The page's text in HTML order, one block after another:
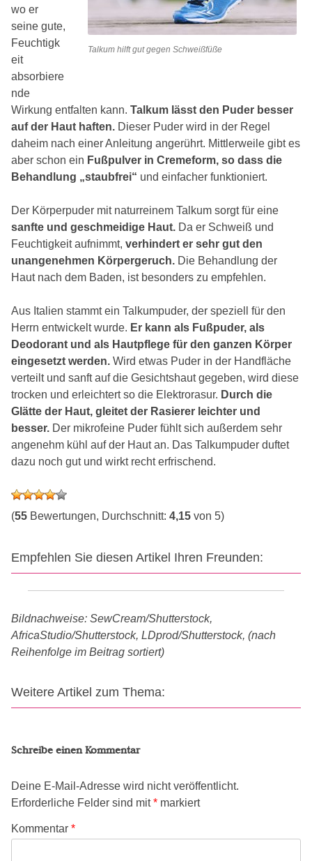
Talkum hilft gut gegen Schweißfüße
wo er
seine gute,
Feuchtigk
eit
absorbiere
nde
Wirkung entfalten kann. Talkum lässt den Puder besser
auf der Haut haften. Dieser Puder wird in der Regel
daheim nach einer Anleitung angerührt. Mittlerweile gibt es
aber schon ein Fußpulver in Cremeform, so dass die
Behandlung „staubfrei“ und einfacher funktioniert.
Der Körperpuder mit naturreinem Talkum sorgt für eine
sanfte und geschmeidige Haut. Da er Schweiß und
Feuchtigkeit aufnimmt, verhindert er sehr gut den
unangenehmen Körpergeruch. Die Behandlung der
Haut nach dem Baden, ist besonders zu empfehlen.
Aus Italien stammt ein Talkumpuder, der speziell für den
Herrn entwickelt wurde. Er kann als Fußpuder, als
Deodorant und als Hautpflege für den ganzen Körper
eingesetzt werden. Wird etwas Puder in der Handfläche
verteilt und sanft auf die Gesichtshaut gegeben, wird diese
trocken und erleichtert so die Elektrorasur. Durch die
Glätte der Haut, gleitet der Rasierer leichter und
besser. Der mikrofeine Puder fühlt sich außerdem sehr
angenehm kühl auf der Haut an. Das Talkumpuder duftet
dazu noch gut und wirkt recht erfrischend.
(55 Bewertungen, Durchschnitt: 4,15 von 5)
Empfehlen Sie diesen Artikel Ihren Freunden:
Bildnachweise: SewCream/Shutterstock,
AfricaStudio/Shutterstock, LDprod/Shutterstock, (nach
Reihenfolge im Beitrag sortiert)
Weitere Artikel zum Thema:
Schreibe einen Kommentar
Deine E-Mail-Adresse wird nicht veröffentlicht.
Erforderliche Felder sind mit* markiert
Kommentar *